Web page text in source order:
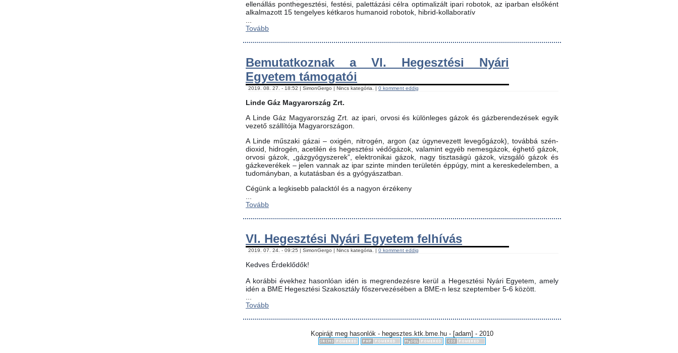
ellenállás ponthegesztési, festési, palettázási célra optimalizált ipari robotok, az iparban elsőként
alkalmazott 15 tengelyes kétkaros humanoid robotok, hibrid-kollaboratív
Tovább
Bemutatkoznak a VI. Hegesztési Nyári
Egyetem támogatói
2019. 08. 27. - 18:52 | SimonGergo | Nincs kategória. | 0 komment eddig
Linde Gáz Magyarország Zrt.
A Linde Gáz Magyarország Zrt. az ipari, orvosi és különleges gázok és gázberendezések egyik
vezető szállítója Magyarországon.
A Linde műszaki gázai – oxigén, nitrogén, argon (az úgynevezett levegőgázok), továbbá szén-
dioxid, hidrogén, acetilén és hegesztési védőgázok, valamint egyéb nemesgázok, éghető gázok,
orvosi gázok, „gázgyógyszerek”, elektronikai gázok, nagy tisztaságú gázok, vizsgáló gázok és
gázkeverékek – jelen vannak az ipar szinte minden területén éppúgy, mint a kereskedelemben, a
tudományban, a kutatásban és a gyógyászatban.
Cégünk a legkisebb palacktól és a nagyon érzékeny
Tovább
VI. Hegesztési Nyári Egyetem felhívás
2019. 07. 24. - 09:25 | SimonGergo | Nincs kategória. | 0 komment eddig
Kedves Érdeklődők!
A korábbi évekhez hasonlóan idén is megrendezésre kerül a Hegesztési Nyári Egyetem, amely
idén a BME Hegesztési Szakosztály főszervezésében a BME-n lesz szeptember 5-6 között.
Tovább
Kopirájt meg hasonlók - hegesztes.ktk.bme.hu - [adam] - 2010